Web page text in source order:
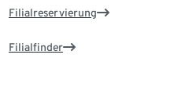
Filialreservierung
Filialfinder